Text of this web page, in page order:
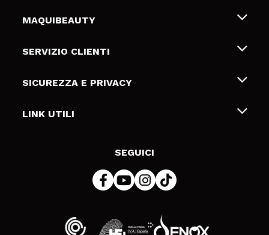
MAQUIBEAUTY
Chi siamo
Gift Cards
SERVIZIO CLIENTI
Spedizioni & Resi
Metodi di pagamamento
SICUREZZA E PRIVACY
Termini e condizioni
LINK UTILI
SEGUICI